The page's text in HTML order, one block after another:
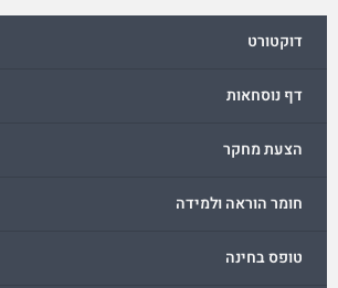
דוקטורט
דף נוסחאות
הצעת מחקר
חומר הוראה ולמידה
טופס בחינה